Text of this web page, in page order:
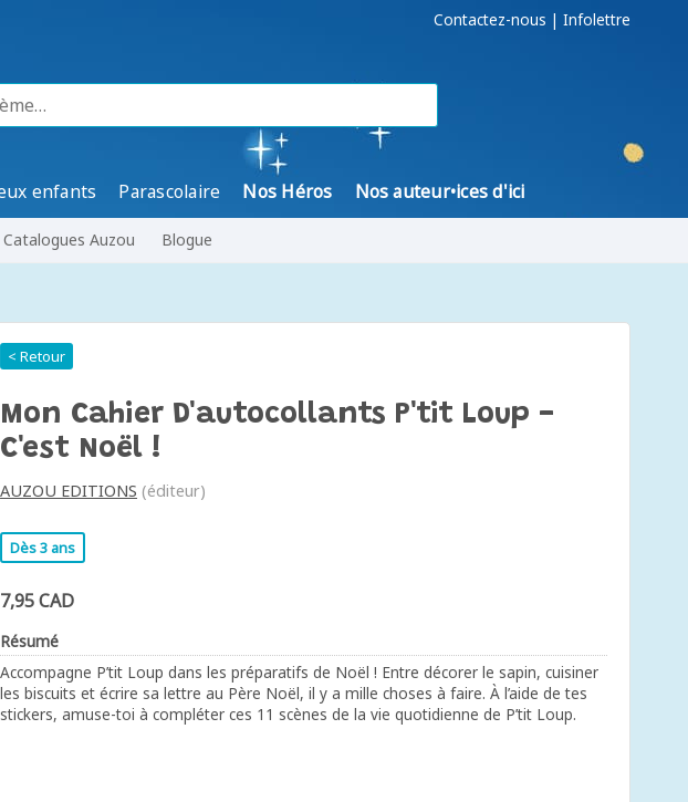
Contactez-nous | Infolettre
enfants Parascolaire Nos Héros Nos auteur•ices d'ici
Catalogues Auzou Blogue
< Retour
Mon Cahier D'autocollants P'tit Loup -
C'est Noël !
AUZOU EDITIONS (éditeur)
Dès 3 ans
7,95 CAD
Résumé
Accompagne P’tit Loup dans les préparatifs de Noël ! Entre décorer le sapin, cuisiner
les biscuits et écrire sa lettre au Père Noël, il y a mille choses à faire. À l’aide de tes
stickers, amuse-toi à compléter ces 11 scènes de la vie quotidienne de P’tit Loup.